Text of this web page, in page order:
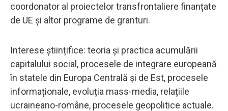
coordonator al proiectelor transfrontaliere finanțate
de UE și altor programe de granturi.
Interese științifice: teoria și practica acumulării
capitalului social, procesele de integrare europeană
în statele din Europa Centrală și de Est, procesele
informaționale, evoluția mass-media, relațiile
ucraineano-române, procesele geopolitice actuale.